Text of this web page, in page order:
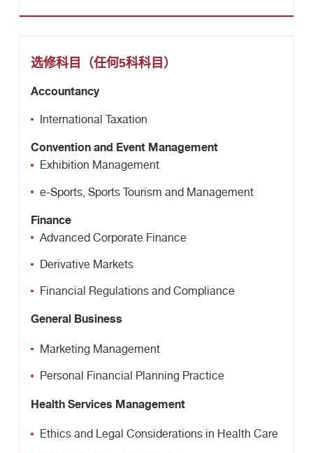
选修科目 （任何5科科目 ）
Accountancy
International Taxation
Convention and Event Management
Exhibition Management
e-Sports, Sports Tourism and Management
Finance
Advanced Corporate Finance
Derivative Markets
Financial Regulations and Compliance
General Business
Marketing Management
Personal Financial Planning Practice
Health Services Management
Ethics and Legal Considerations in Health Care